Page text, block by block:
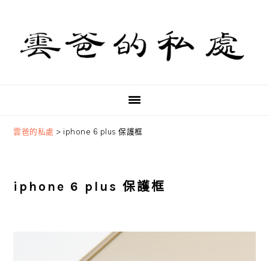
primary
navigation
content
primary
sidebar
雲爸的私處 > iphone 6 plus 保護框
iphone 6 plus 保護框